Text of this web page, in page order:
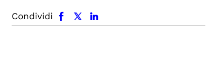
Condividi
facebook x.com linkedin